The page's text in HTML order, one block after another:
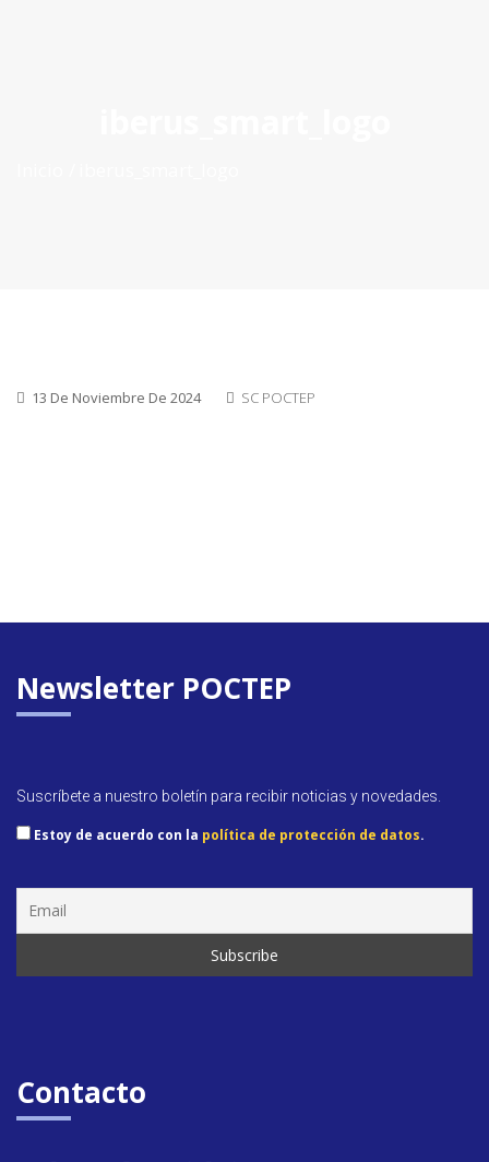
13 De Noviembre De 2024 SC POCTEP
Newsletter POCTEP
Suscríbete a nuestro boletín para recibir noticias y novedades.
Estoy de acuerdo con la política de protección de datos.
Contacto